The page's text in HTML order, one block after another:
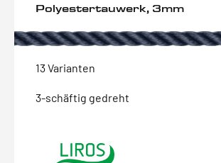
Polyestertauwerk, 3mm
13 Varianten
3-schäftig gedreht